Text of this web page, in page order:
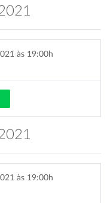
às 19:00h
às 19:00h